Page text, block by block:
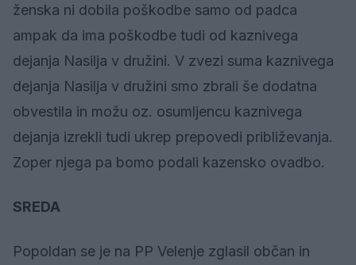
ženska ni dobila poškodbe samo od padca
ampak da ima poškodbe tudi od kaznivega
dejanja Nasilja v družini. V zvezi suma kaznivega
dejanja Nasilja v družini smo zbrali še dodatna
obvestila in možu oz. osumljencu kaznivega
dejanja izrekli tudi ukrep prepovedi približevanja.
Zoper njega pa bomo podali kazensko ovadbo.
SREDA
Popoldan se je na PP Velenje zglasil občan in